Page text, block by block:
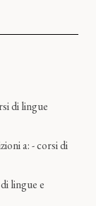
di lingue
a: - corsi di
lingue e